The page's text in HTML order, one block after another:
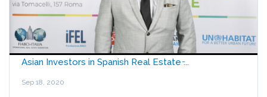
Asian Investors in Spanish Real Estate ̵...
Sep 18, 2020